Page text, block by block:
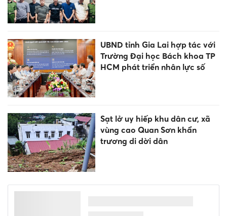
UBND tỉnh Gia Lai hợp tác với
Trường Đại học Bách khoa TP
HCM phát triển nhân lực số
Sạt lở uy hiếp khu dân cư, xã
vùng cao Quan Sơn khẩn
trương di dời dân